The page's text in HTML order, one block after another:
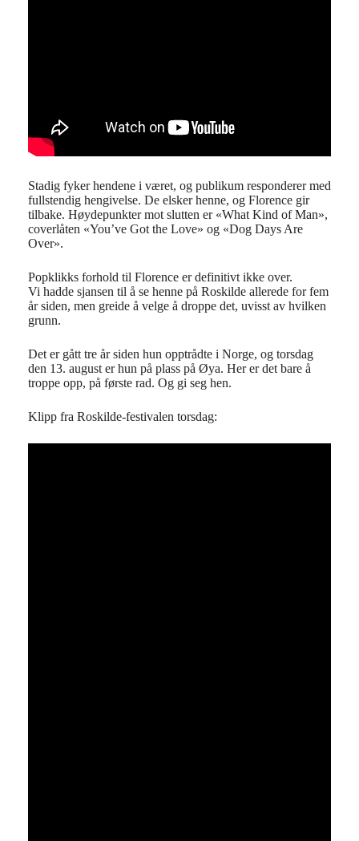
Stadig fyker hendene i været, og publikum responderer med
fullstendig hengivelse. De elsker henne, og Florence gir
tilbake. Høydepunkter mot slutten er «What Kind of Man»,
coverlåten «You’ve Got the Love» og «Dog Days Are
Over».
Popklikks forhold til Florence er definitivt ikke over.
Vi hadde sjansen til å se henne på Roskilde allerede for fem
år siden, men greide å velge å droppe det, uvisst av hvilken
grunn.
Det er gått tre år siden hun opptrådte i Norge, og torsdag
den 13. august er hun på plass på Øya. Her er det bare å
troppe opp, på første rad. Og gi seg hen.
Klipp fra Roskilde-festivalen torsdag: